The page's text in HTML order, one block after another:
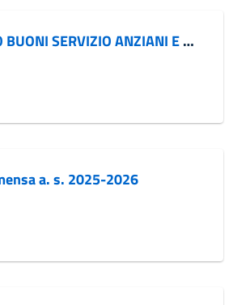
AVVISO BUONI SERVIZIO ANZIANI E DISABILI ANNO 2026-2027
a. s. 2025-2026